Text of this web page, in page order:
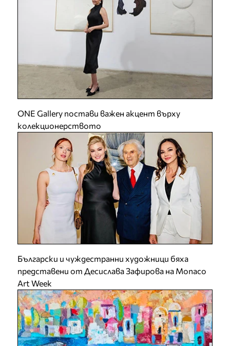
ONE Gallery постави важен акцент върху
колекционерството
Български и чуждестранни художници бяха
представени от Десислава Зафирова на Monaco
Art Week